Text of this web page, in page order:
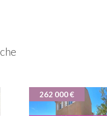
265 000 €